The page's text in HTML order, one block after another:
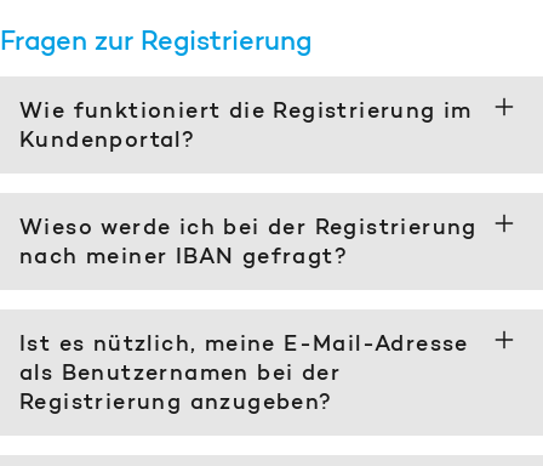
Fragen zur Registrierung
Wie funktioniert die Registrierung im
Kundenportal?
Wieso werde ich bei der Registrierung
nach meiner IBAN gefragt?
Ist es nützlich, meine E-Mail-Adresse
als Benutzernamen bei der
Registrierung anzugeben?